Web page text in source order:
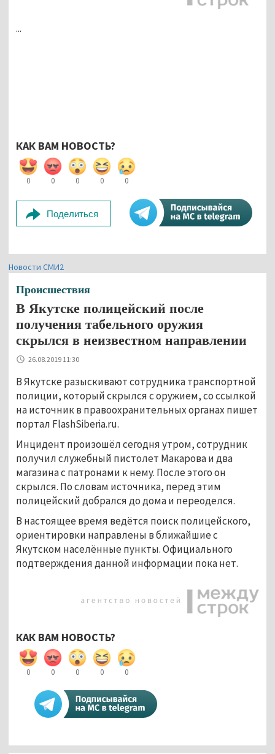
...
КАК ВАМ НОВОСТЬ?
0 0 0 0 0
Поделиться
Новости СМИ2
Происшествия
В Якутске полицейский после
получения табельного оружия
скрылся в неизвестном направлении
26.08.2019 11:30
В Якутске разыскивают сотрудника транспортной
полиции, который скрылся с оружием, со ссылкой
на источник в правоохранительных органах пишет
портал FlashSiberia.ru.
Инцидент произошёл сегодня утром, сотрудник
получил служебный пистолет Макарова и два
магазина с патронами к нему. После этого он
скрылся. По словам источника, перед этим
полицейский добрался до дома и переоделся.
В настоящее время ведётся поиск полицейского,
ориентировки направлены в ближайшие с
Якутском населённые пункты. Официального
подтверждения данной информации пока нет.
КАК ВАМ НОВОСТЬ?
0 0 0 0 0